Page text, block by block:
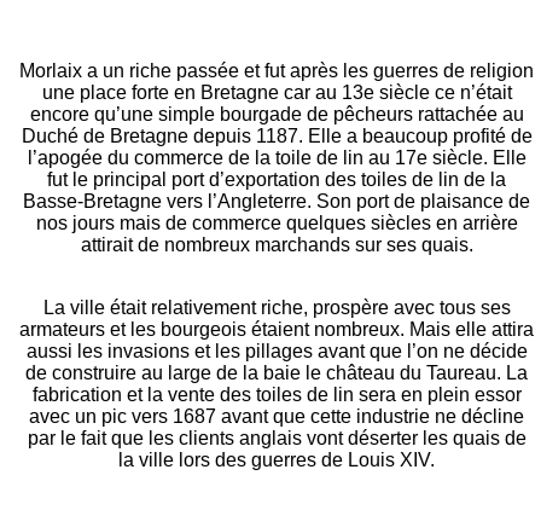
Morlaix a un riche passée et fut après les guerres de religion
une place forte en Bretagne car au 13e siècle ce n’était
encore qu’une simple bourgade de pêcheurs rattachée au
Duché de Bretagne depuis 1187. Elle a beaucoup profité de
l’apogée du commerce de la toile de lin au 17e siècle. Elle
fut le principal port d’exportation des toiles de lin de la
Basse-Bretagne vers l’Angleterre. Son port de plaisance de
nos jours mais de commerce quelques siècles en arrière
attirait de nombreux marchands sur ses quais.
La ville était relativement riche, prospère avec tous ses
armateurs et les bourgeois étaient nombreux. Mais elle attira
aussi les invasions et les pillages avant que l’on ne décide
de construire au large de la baie le château du Taureau. La
fabrication et la vente des toiles de lin sera en plein essor
avec un pic vers 1687 avant que cette industrie ne décline
par le fait que les clients anglais vont déserter les quais de
la ville lors des guerres de Louis XIV.